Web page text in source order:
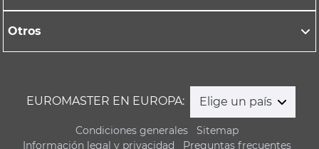
Otros
EUROMASTER EN EUROPA: Elige un país
Condiciones generales
Sitemap
Información legal y privacidad
Preguntas frecuentes